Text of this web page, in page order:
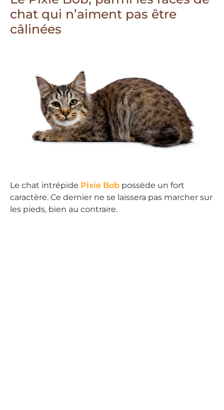
chat qui n’aiment pas être
câlinées
Le chat intrépide Pixie Bob possède un fort
caractère. Ce dernier ne se laissera pas marcher sur
les pieds, bien au contraire.